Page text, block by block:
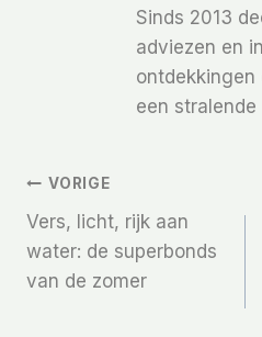
Sinds 2013
adviezen en
ontdekkingen
een
Bericht
Navigatie
VORIGE
Vers, licht, rijk aan
water: de superbonds
van de zomer